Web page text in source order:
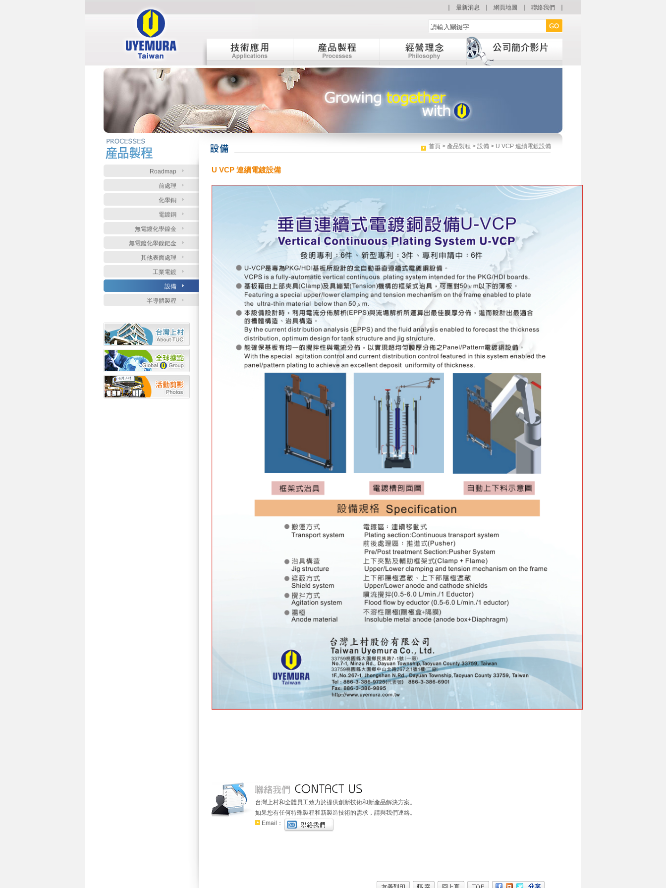
最新消息 網頁地圖 聯絡我們
Roadmap
前處理
化學銅
電鍍銅
無電鍍化學鎳金
無電鍍化學鎳鈀金
其他表面處理
工業電鍍
設備
半導體製程
首頁 > 產品製程 > 設備 > U VCP 連續電鍍設備
U VCP 連續電鍍設備
台灣上村和全體員工致力於提供創新技術和新產品解決方案。
如果您有任何特殊製程和新製造技術的需求，請與我們連絡。
Email：